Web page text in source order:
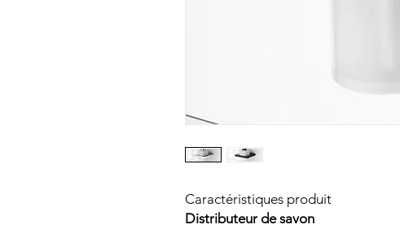
Caractéristiques produit
Distributeur de savon